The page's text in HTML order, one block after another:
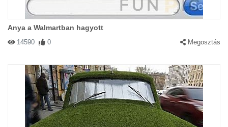
Anya a Walmartban hagyott
14590 0 Megosztás